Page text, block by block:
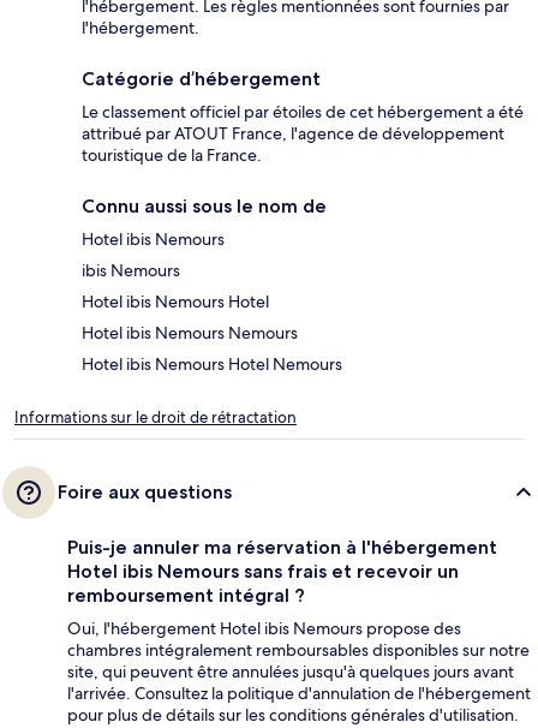
l'hébergement. Les règles mentionnées sont fournies par
l'hébergement.
Catégorie d’hébergement
Le classement officiel par étoiles de cet hébergement a été
attribué par ATOUT France, l'agence de développement
touristique de la France.
Connu aussi sous le nom de
Hotel ibis Nemours
ibis Nemours
Hotel ibis Nemours Hotel
Hotel ibis Nemours Nemours
Hotel ibis Nemours Hotel Nemours
Informations sur le droit de rétractation
Foire aux questions
Puis-je annuler ma réservation à l'hébergement
Hotel ibis Nemours sans frais et recevoir un
remboursement intégral ?
Oui, l'hébergement Hotel ibis Nemours propose des
chambres intégralement remboursables disponibles sur notre
site, qui peuvent être annulées jusqu'à quelques jours avant
l'arrivée. Consultez la politique d'annulation de l'hébergement
pour plus de détails sur les conditions générales d'utilisation.